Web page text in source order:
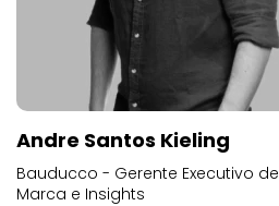
Andre Santos Kieling
Bauducco - Gerente Executivo de
Marca e Insights